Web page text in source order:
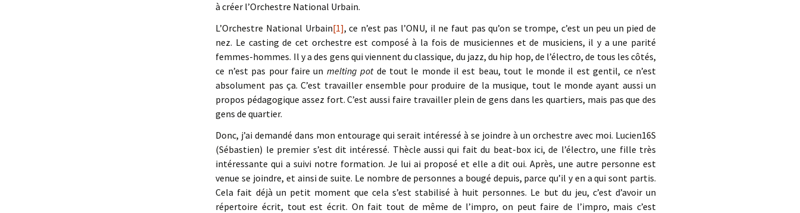
à créer l’Orchestre National Urbain.
L’Orchestre National Urbain[1], ce n’est pas l’ONU, il ne faut pas qu’on se trompe, c’est un peu un pied de
nez. Le casting de cet orchestre est composé à la fois de musiciennes et de musiciens, il y a une parité
femmes-hommes. Il y a des gens qui viennent du classique, du jazz, du hip hop, de l’électro, de tous les côtés,
ce n’est pas pour faire un melting potde tout le monde il est beau, tout le monde il est gentil, ce n’est
absolument pas ça. C’est travailler ensemble pour produire de la musique, tout le monde ayant aussi un
propos pédagogique assez fort. C’est aussi faire travailler plein de gens dans les quartiers, mais pas que des
gens de quartier.
Donc, j’ai demandé dans mon entourage qui serait intéressé à se joindre à un orchestre avec moi. Lucien16S
(Sébastien) le premier s’est dit intéressé. Thècle aussi qui fait du beat-box ici, de l’électro, une fille très
intéressante qui a suivi notre formation. Je lui ai proposé et elle a dit oui. Après, une autre personne est
venue se joindre, et ainsi de suite. Le nombre de personnes a bougé depuis, parce qu’il y en a qui sont partis.
Cela fait déjà un petit moment que cela s’est stabilisé à huit personnes. Le but du jeu, c’est d’avoir un
répertoire écrit, tout est écrit. On fait tout de même de l’impro, on peut faire de l’impro, mais c’est